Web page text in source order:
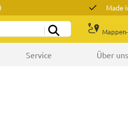
Made
Service Über uns